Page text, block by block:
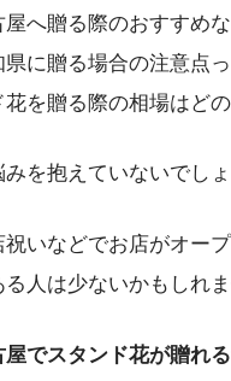
屋へ贈る際のおすすめ
県に贈る場合の注意点っ
花を贈る際の相場はどの
を抱えていないでしょ
いなどでお店がオー
人は少ないかもしれま
屋でスタンド花が贈れ